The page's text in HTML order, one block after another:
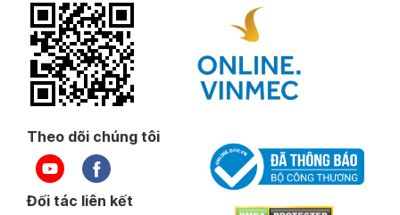
Theo dõi chúng tôi
Đối tác liên kết